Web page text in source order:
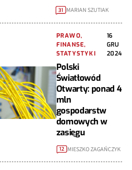
31 MARIAN SZUTIAK
PRAWO,
FINANSE,
STATYSTYKI
16
GRU
2024
Polski
Światłowód
Otwarty: ponad 4
mln
gospodarstw
domowych w
zasięgu
12 MIESZKO ZAGAŃCZYK